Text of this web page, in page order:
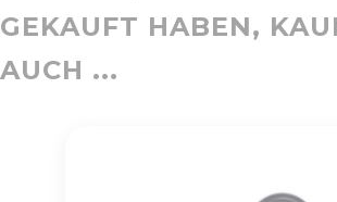
GEKAUFT HABEN,
AUCH ...